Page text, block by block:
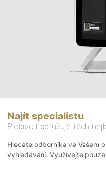
Najít specialistu
Plebiscit sdružuje těch
Hledáte odborníka ve Vašem
vyhledávání. Využívejte